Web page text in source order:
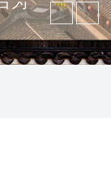
族
为